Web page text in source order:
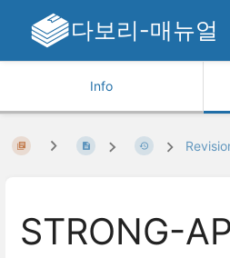
다보리-매뉴얼
Info
STRONG-